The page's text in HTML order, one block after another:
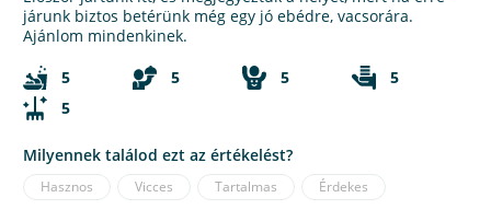
járunk biztos betérünk még egy jó ebédre, vacsorára.
Ajánlom mindenkinek.
5
5 5
5
5
Milyennek találod ezt az értékelést?
Hasznos Vicces Tartalmas Érdekes